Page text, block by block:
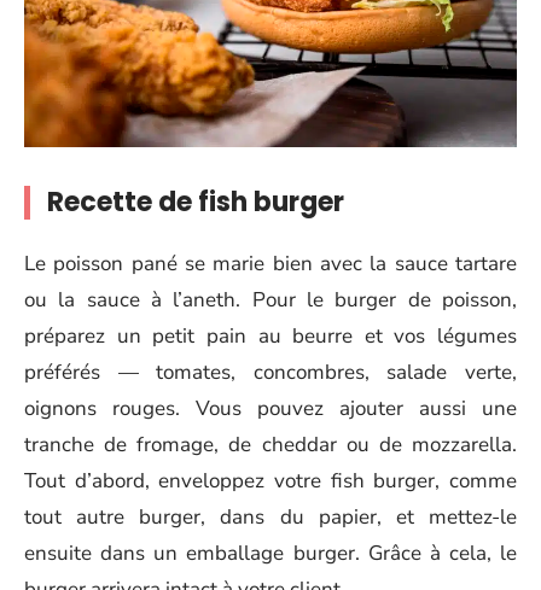
Recette de fish burger
Le poisson pané se marie bien avec la sauce tartare
ou la sauce à l’aneth. Pour le burger de poisson,
préparez un petit pain au beurre et vos légumes
préférés — tomates, concombres, salade verte,
oignons rouges. Vous pouvez ajouter aussi une
tranche de fromage, de cheddar ou de mozzarella.
Tout d’abord, enveloppez votre fish burger, comme
tout autre burger, dans du papier, et mettez-le
ensuite dans un emballage burger. Grâce à cela, le